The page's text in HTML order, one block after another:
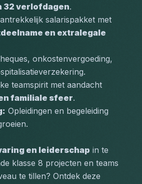
32 verlofdagen.
en extralegale
onkostenvergoeding,
teamspirit met aandacht
familiale sfeer.
Opleidingen en begeleiding
en leiderschap in te
klasse 8 projecten en teams
te tillen? Ontdek deze